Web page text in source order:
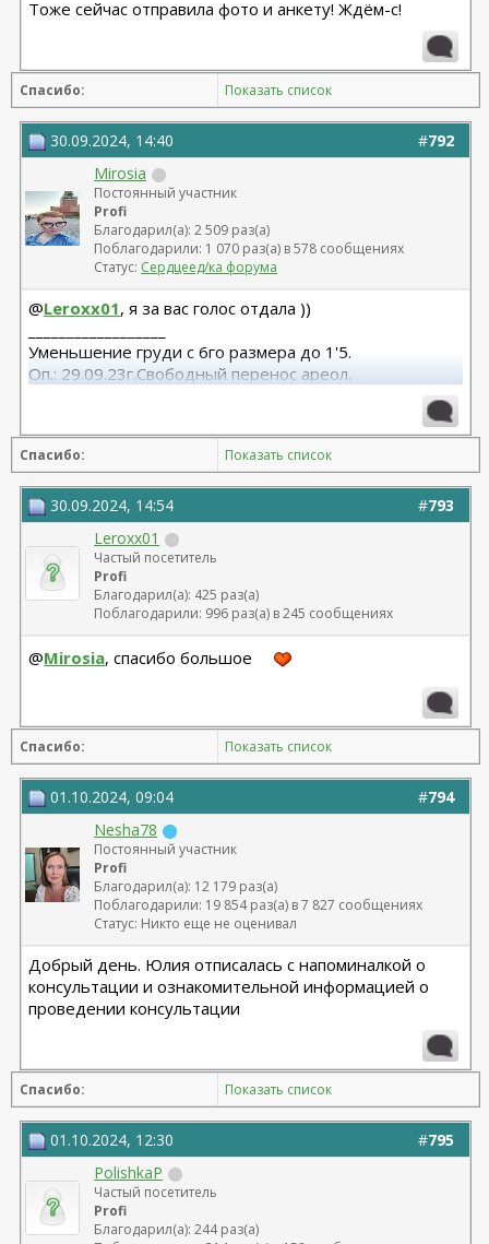
Тоже сейчас отправила фото и анкету! Ждём-с!
Спасибо: Показать список
#792
30.09.2024, 14:40
Mirosia
Постоянный участник
Profi
Благодарил(а): 2 509 раз(а)
Поблагодарили: 1 070 раз(а) в 578 сообщениях
Статус: Сердцеед/ка форума
@Leroxx01, я за вас голос отдала ))
Уменьшение груди с 6го размера до 1'5.
Оп.: 29.09.23г.Свободный перенос ареол.
Спасибо: Показать список
#793
30.09.2024, 14:54
Leroxx01
Частый посетитель
Profi
Благодарил(а): 425 раз(а)
Поблагодарили: 996 раз(а) в 245 сообщениях
@Mirosia, спасибо большое
Спасибо: Показать список
#794
01.10.2024, 09:04
Nesha78
Постоянный участник
Profi
Благодарил(а): 12 179 раз(а)
Поблагодарили: 19 854 раз(а) в 7 827 сообщениях
Статус: Никто еще не оценивал
Добрый день. Юлия отписалась с напоминалкой о
консультации и ознакомительной информацией о
проведении консультации
Спасибо: Показать список
#795
01.10.2024, 12:30
PolishkaP
Частый посетитель
Profi
Благодарил(а): 244 раз(а)